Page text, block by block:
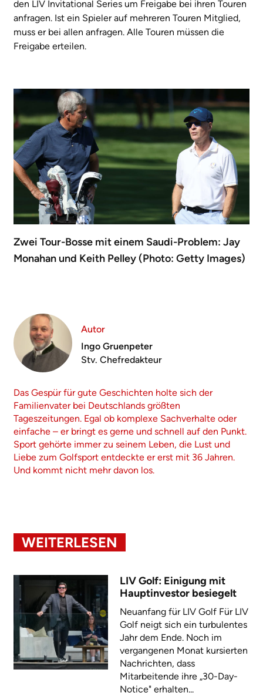
den LIV Invitational Series um Freigabe bei ihren Touren
anfragen. Ist ein Spieler auf mehreren Touren Mitglied,
muss er bei allen anfragen. Alle Touren müssen die
Freigabe erteilen.
Zwei Tour-Bosse mit einem Saudi-Problem: Jay
Monahan und Keith Pelley (Photo: Getty Images)
Autor
Ingo Gruenpeter
Stv. Chefredakteur
Das Gespür für gute Geschichten holte sich der
Familienvater bei Deutschlands größten
Tageszeitungen. Egal ob komplexe Sachverhalte oder
einfache – er bringt es gerne und schnell auf den Punkt.
Sport gehörte immer zu seinem Leben, die Lust und
Liebe zum Golfsport entdeckte er erst mit 36 Jahren.
Und kommt nicht mehr davon los.
WEITERLESEN
LIV Golf: Einigung mit
Hauptinvestor besiegelt
Neuanfang für LIV Golf Für LIV
Golf neigt sich ein turbulentes
Jahr dem Ende. Noch im
vergangenen Monat kursierten
Nachrichten, dass
Mitarbeitende ihre „30-Day-
Notice" erhalten...